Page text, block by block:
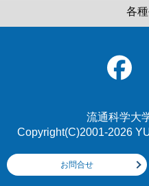
各
流通科学大
Copyright(C)2001-2026
お問合せ